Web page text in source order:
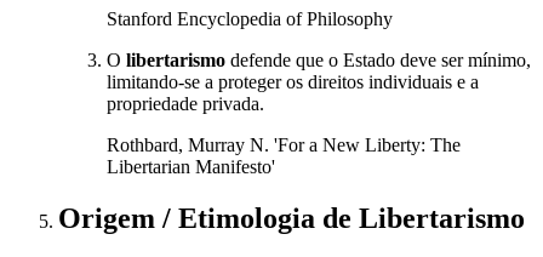
Stanford Encyclopedia of Philosophy
O libertarismo defende que o Estado deve ser mínimo,
limitando-se a proteger os direitos individuais e a
propriedade privada.
Rothbard, Murray N. 'For a New Liberty: The
Libertarian Manifesto'
Origem / Etimologia de Libertarismo